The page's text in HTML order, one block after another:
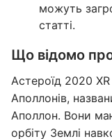
можуть
статті.
Що відомо
Астероїд 2020
Аполлонів,
Аполлон. Вони
орбіту Землі